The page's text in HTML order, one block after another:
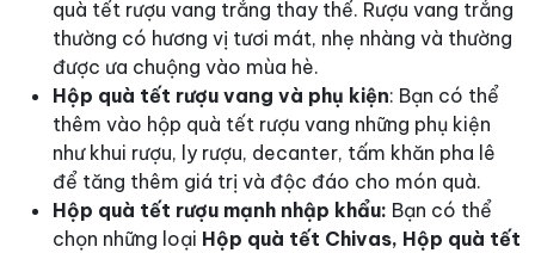
quà tết rượu vang trắng thay thế. Rượu vang trắng
thường có hương vị tươi mát, nhẹ nhàng và thường
được ưa chuộng vào mùa hè.
Hộp quà tết rượu vang và phụ kiện: Bạn có thể
thêm vào hộp quà tết rượu vang những phụ kiện
như khui rượu, ly rượu, decanter, tấm khăn pha lê
để tăng thêm giá trị và độc đáo cho món quà.
Hộp quà tết rượu mạnh nhập khẩu: Bạn có thể
chọn những loại Hộp quà tết Chivas, Hộp quà tết